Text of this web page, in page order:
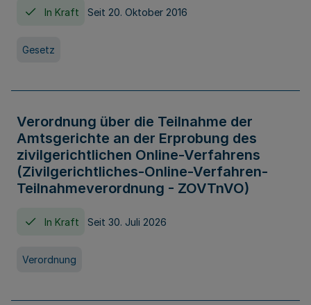
In Kraft Seit 20. Oktober 2016
Gesetz
Verordnung über die Teilnahme der
Amtsgerichte an der Erprobung des
zivilgerichtlichen Online-Verfahrens
(Zivilgerichtliches-Online-Verfahren-
Teilnahmeverordnung - ZOVTnVO)
In Kraft Seit 30. Juli 2026
Verordnung